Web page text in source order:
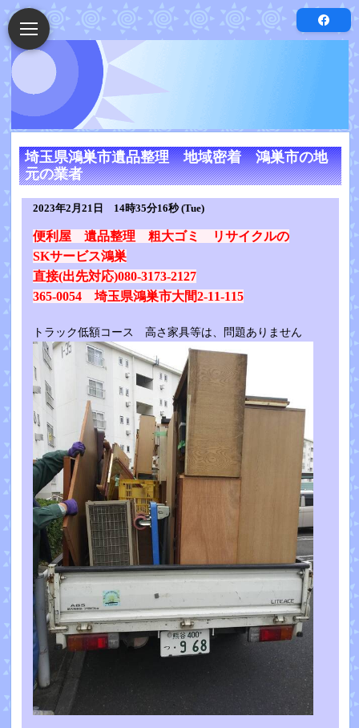
埼玉県鴻巣市遺品整理 地域密着 鴻巣市の地
元の業者
2023年2月21日 14時35分16秒 (Tue)
便利屋 遺品整理 粗大ゴミ リサイクルの
SKサービス鴻巣
直接(出先対応)080-3173-2127
365-0054 埼玉県鴻巣市大間2-11-115
トラック低額コース 高さ家具等は、問題ありません